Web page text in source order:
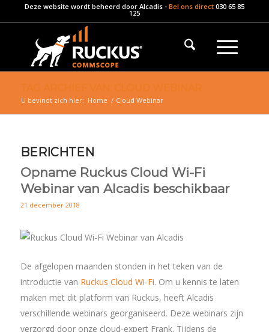
Deze website wordt beheerd door Alcadis- Bel ons direct 030 65 85
125
U bevindt zich hier: Home / Cloud Webinar
BERICHTEN
Opname Ruckus Cloud Wi-Fi
Webinar van Alcadis beschikbaar
21 december 2018
De afgelopen maanden stonden in het teken van de
introductie van Ruckus Cloud Wi-Fi. Om u kennis te laten
maken met dit platform van Ruckus, heeft Alcadis
verschillende webinars georganiseerd. Deze webinars zijn
verzorgd door onze cloud-expert Frank. Tijdens de